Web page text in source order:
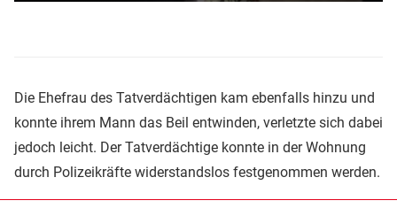
Die Ehefrau des Tatverdächtigen kam ebenfalls hinzu und
konnte ihrem Mann das Beil entwinden, verletzte sich dabei
jedoch leicht. Der Tatverdächtige konnte in der Wohnung
durch Polizeikräfte widerstandslos festgenommen werden.